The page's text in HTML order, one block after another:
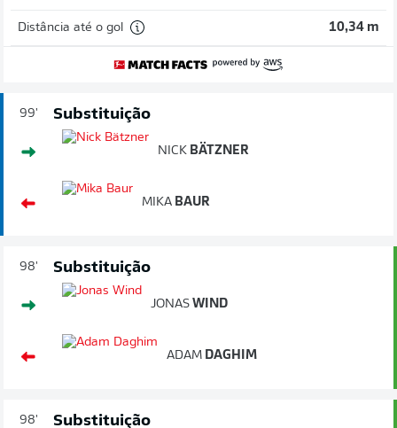
Distância até o gol 10,34 m
99' Substituição
NICK BÄTZNER
MIKA BAUR
98' Substituição
JONAS WIND
ADAM DAGHIM
98' Substituição